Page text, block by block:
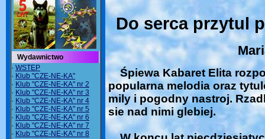
Wydawnictwo
· WSTEP
· Klub "CZE-NE-KA"
· Klub "CZE-NE-KA" nr 2
· Klub "CZE-NE-KA" nr 3
· Klub "CZE-NE-KA" nr 4
· Klub "CZE-NE-KA" nr 5
· Klub "CZE-NE-KA" nr 6
· Klub "CZE-NE-KA" nr 7
· Klub "CZE-NE-KA" nr 8
Do serca przytul
Śpiewa Kabaret Elita
popularna melodia oraz
mily i pogodny nastroj.
sie nad nimi glebiej.